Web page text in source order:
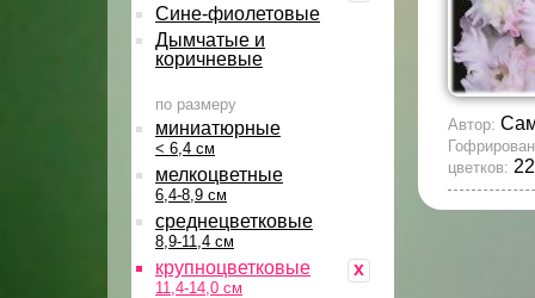
Сине-фиолетовые
Дымчатые и
коричневые
по размеру
миниатюрные
< 6,4 см
мелкоцветные
6,4-8,9 см
среднецветковые
8,9-11,4 см
x
крупноцветковые
11,4-14,0 см
Автор:
цветков: